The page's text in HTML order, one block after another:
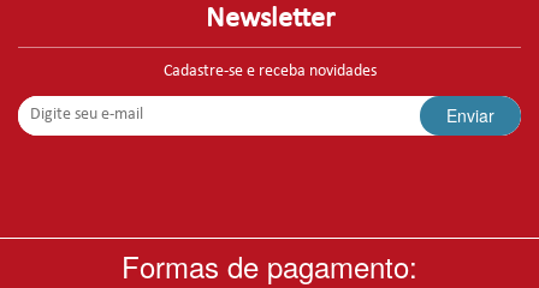
Newsletter
Cadastre-se e receba novidades
Enviar
Formas de pagamento: